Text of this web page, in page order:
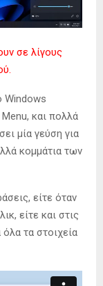
σε λίγους
Windows
και πολλά
μία γεύση για
κομμάτια των
είτε όταν
είτε και στις
όλα τα στοιχεία